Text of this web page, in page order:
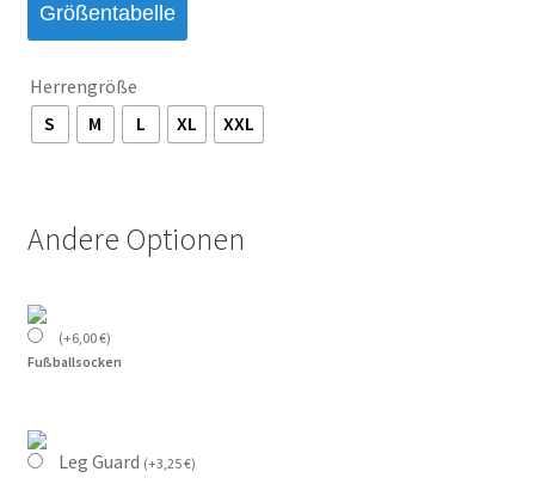
Größentabelle
Herrengröße
S
M L XL XXL
Andere Optionen
(+6,00€)
Fußballsocken
Leg Guard (+3,25€)